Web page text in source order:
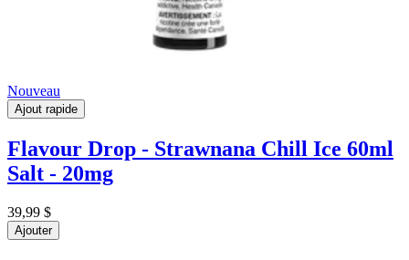
Nouveau
Ajout rapide
Flavour Drop - Strawnana Chill Ice 60ml
Salt - 20mg
39,99 $
Ajouter